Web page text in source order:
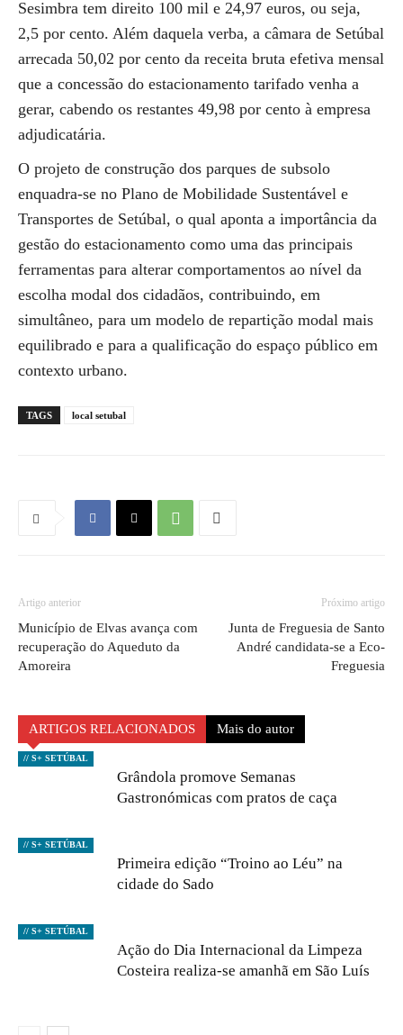
Sesimbra tem direito 100 mil e 24,97 euros, ou seja,
2,5 por cento. Além daquela verba, a câmara de Setúbal
arrecada 50,02 por cento da receita bruta efetiva mensal
que a concessão do estacionamento tarifado venha a
gerar, cabendo os restantes 49,98 por cento à empresa
adjudicatária.
O projeto de construção dos parques de subsolo
enquadra-se no Plano de Mobilidade Sustentável e
Transportes de Setúbal, o qual aponta a importância da
gestão do estacionamento como uma das principais
ferramentas para alterar comportamentos ao nível da
escolha modal dos cidadãos, contribuindo, em
simultâneo, para um modelo de repartição modal mais
equilibrado e para a qualificação do espaço público em
contexto urbano.
TAGS local setubal
Artigo anterior
Município de Elvas avança com
recuperação do Aqueduto da
Amoreira
Próximo artigo
Junta de Freguesia de Santo
André candidata-se a Eco-
Freguesia
ARTIGOS RELACIONADOS Mais do autor
// S+ SETÚBAL
Grândola promove Semanas
Gastronómicas com pratos de caça
// S+ SETÚBAL
Primeira edição “Troino ao Léu” na
cidade do Sado
// S+ SETÚBAL
Ação do Dia Internacional da Limpeza
Costeira realiza-se amanhã em São Luís